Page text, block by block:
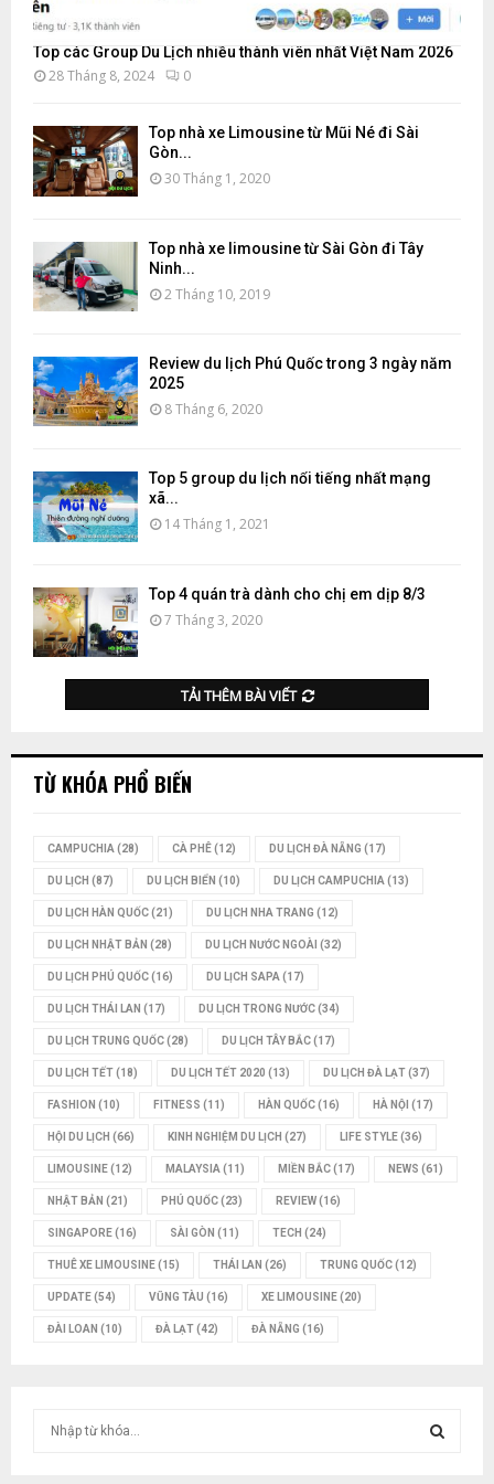
Top các Group Du Lịch nhiều thành viên nhất Việt Nam 2026
28 Tháng 8, 2024 0
Top nhà xe Limousine từ Mũi Né đi Sài
Gòn...
30 Tháng 1, 2020
Top nhà xe limousine từ Sài Gòn đi Tây
Ninh...
2 Tháng 10, 2019
Review du lịch Phú Quốc trong 3 ngày năm
2025
8 Tháng 6, 2020
Top 5 group du lịch nổi tiếng nhất mạng
xã...
14 Tháng 1, 2021
Top 4 quán trà dành cho chị em dịp 8/3
7 Tháng 3, 2020
TẢI THÊM BÀI VIẾT
TỪ KHÓA PHỔ BIẾN
CAMPUCHIA (28) CÀ PHÊ(12) DU LỊCH ĐÀ NẴNG (17)
DU LỊCH (87) DU LỊCH BIỂN (10) DU LỊCH CAMPUCHIA (13)
DU LỊCH HÀN QUỐC(21) DU LỊCH NHA TRANG (12)
DU LỊCH NHẬT BẢN (28) DU LỊCH NƯỚC NGOÀI (32)
DU LỊCH PHÚ QUỐC(16) DU LỊCH SAPA (17)
DU LỊCH THÁI LAN (17) DU LỊCH TRONG NƯỚC(34)
DU LỊCH TRUNG QUỐC(28) DU LỊCH TÂY BẮC(17)
DU LỊCH TẾT(18) DU LỊCH TẾT 2020 (13) DU LỊCH ĐÀ LẠT(37)
FASHION (10) FITNESS (11) HÀN QUỐC(16) HÀ NỘI (17)
HỘI DU LỊCH (66) KINH NGHIỆM DU LỊCH (27) LIFE STYLE(36)
LIMOUSINE(12) MALAYSIA (11) MIỀN BẮC(17) NEWS (61)
NHẬT BẢN (21) PHÚ QUỐC(23) REVIEW(16)
SINGAPORE(16) SÀI GÒN (11) TECH (24)
THUÊ XE LIMOUSINE(15) THÁI LAN (26) TRUNG QUỐC(12)
UPDATE(54) VŨNG TÀU (16) XE LIMOUSINE(20)
ĐÀI LOAN (10) ĐÀ LẠT(42) ĐÀ NẴNG (16)